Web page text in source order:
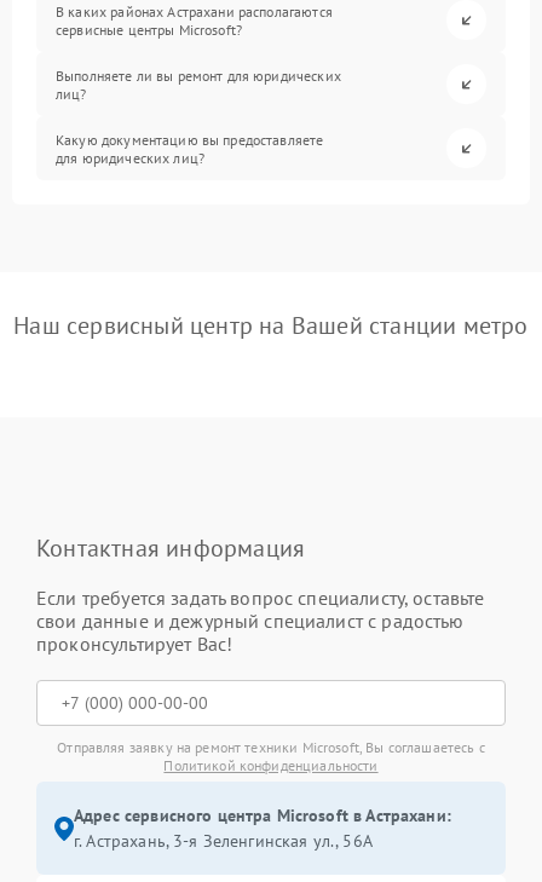
В каких районах Астрахани располагаются
сервисные центры Microsoft?
Выполняете ли вы ремонт для юридических
лиц?
Какую документацию вы предоставляете
для юридических лиц?
Наш сервисный центр на Вашей станции метро
Контактная информация
Если требуется задать вопрос специалисту, оставьте
свои данные и дежурный специалист с радостью
проконсультирует Вас!
Отправляя заявку на ремонт техники Microsoft, Вы соглашаетесь с
Политикой конфиденциальности
Адрес сервисного центра Microsoft в Астрахани:
г. Астрахань, 3-я Зеленгинская ул., 56А